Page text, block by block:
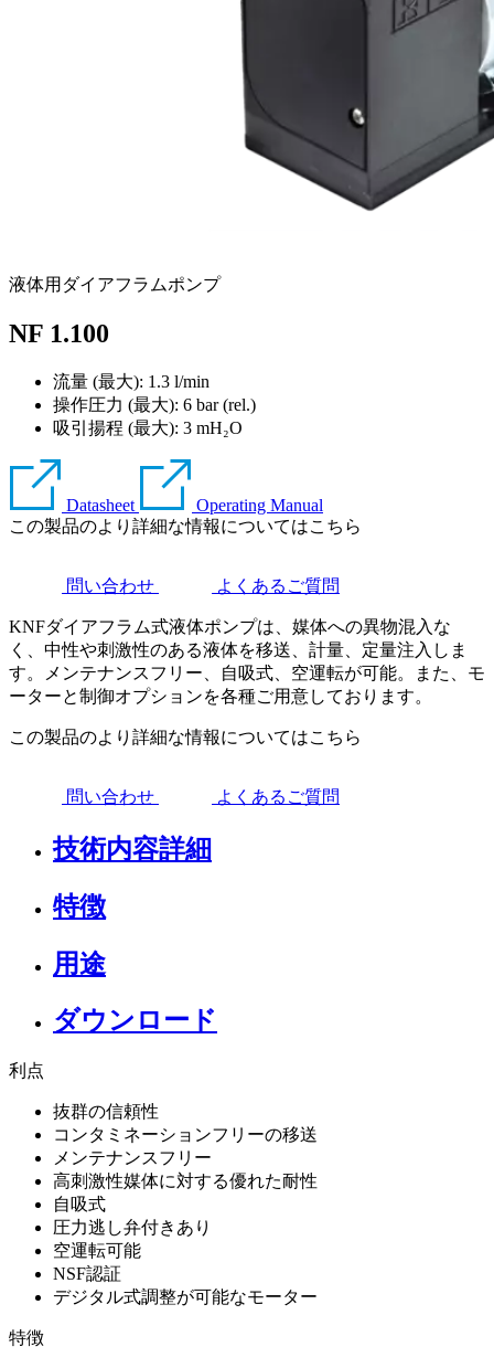
液体用ダイアフラムポンプ
NF 1.100
流量 (最大): 1.3 l/min
操作圧力 (最大): 6 bar (rel.)
吸引揚程 (最大): 3 mH₂O
Datasheet
Operating Manual
この製品のより詳細な情報についてはこちら
問い合わせ よくあるご質問
KNFダイアフラム式液体ポンプは、媒体への異物混入な
く、中性や刺激性のある液体を移送、計量、定量注入しま
す。メンテナンスフリー、自吸式、空運転が可能。また、モ
ーターと制御オプションを各種ご用意しております。
この製品のより詳細な情報についてはこちら
問い合わせ よくあるご質問
技術内容詳細
特徴
用途
ダウンロード
利点
抜群の信頼性
コンタミネーションフリーの移送
メンテナンスフリー
高刺激性媒体に対する優れた耐性
自吸式
圧力逃し弁付きあり
空運転可能
NSF認証
デジタル式調整が可能なモーター
特徴